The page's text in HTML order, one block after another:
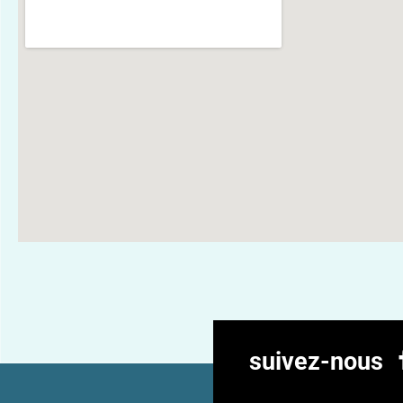
suivez-nous